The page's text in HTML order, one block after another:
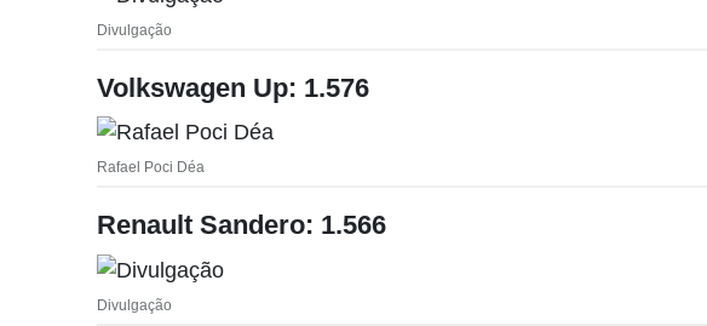
Divulgação
Volkswagen Up: 1.576
Rafael Poci Déa
Renault Sandero: 1.566
Divulgação